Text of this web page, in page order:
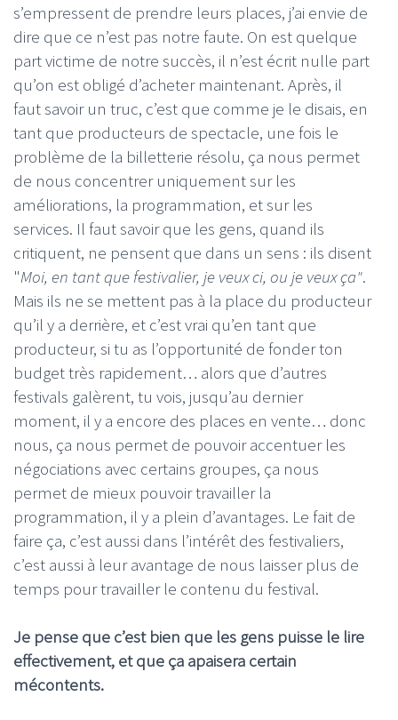
s’empressent de prendre leurs places, j’ai envie de
dire que ce n’est pas notre faute. On est quelque
part victime de notre succès, il n’est écrit nulle part
qu’on est obligé d’acheter maintenant. Après, il
faut savoir un truc, c’est que comme je le disais, en
tant que producteurs de spectacle, une fois le
problème de la billetterie résolu, ça nous permet
de nous concentrer uniquement sur les
améliorations, la programmation, et sur les
services. Il faut savoir que les gens, quand ils
critiquent, ne pensent que dans un sens : ils disent
"Moi, en tant que festivalier, je veux ci, ou je veux ça".
Mais ils ne se mettent pas à la place du producteur
qu’il y a derrière, et c’est vrai qu’en tant que
producteur, si tu as l’opportunité de fonder ton
budget très rapidement… alors que d’autres
festivals galèrent, tu vois, jusqu’au dernier
moment, il y a encore des places en vente… donc
nous, ça nous permet de pouvoir accentuer les
négociations avec certains groupes, ça nous
permet de mieux pouvoir travailler la
programmation, il y a plein d’avantages. Le fait de
faire ça, c’est aussi dans l’intérêt des festivaliers,
c’est aussi à leur avantage de nous laisser plus de
temps pour travailler le contenu du festival.
Je pense que c’est bien que les gens puisse le lire
effectivement, et que ça apaisera certain
mécontents.